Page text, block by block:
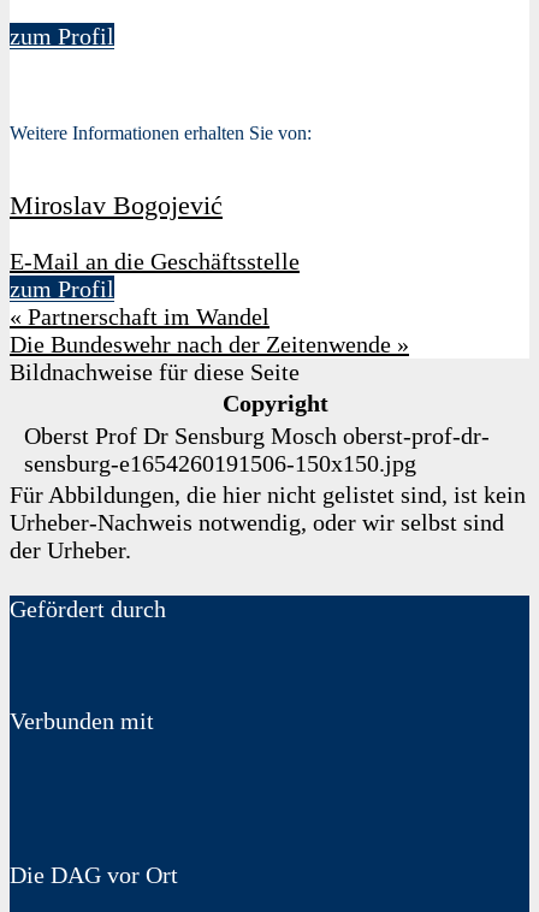
zum Profil
Weitere Informationen erhalten Sie von:
Miroslav Bogojević
E-Mail an die Geschäftsstelle
zum Profil
« Partnerschaft im Wandel
Die Bundeswehr nach der Zeitenwende »
Bildnachweise für diese Seite
Copyright
Oberst Prof Dr Sensburg Mosch oberst-prof-dr-
sensburg-e1654260191506-150x150.jpg
Für Abbildungen, die hier nicht gelistet sind, ist kein
Urheber-Nachweis notwendig, oder wir selbst sind
der Urheber.
Gefördert durch
Verbunden mit
Die DAG vor Ort